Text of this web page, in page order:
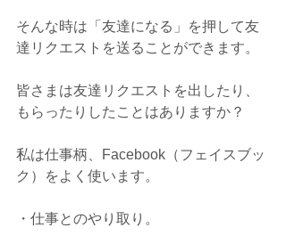
そんな時は「友達になる」を押して友
達リクエストを送ることができます。
皆さまは友達リクエストを出したり、
もらったりしたことはありますか？
私は仕事柄、Facebook（フェイスブッ
ク）をよく使います。
・仕事とのやり取り。